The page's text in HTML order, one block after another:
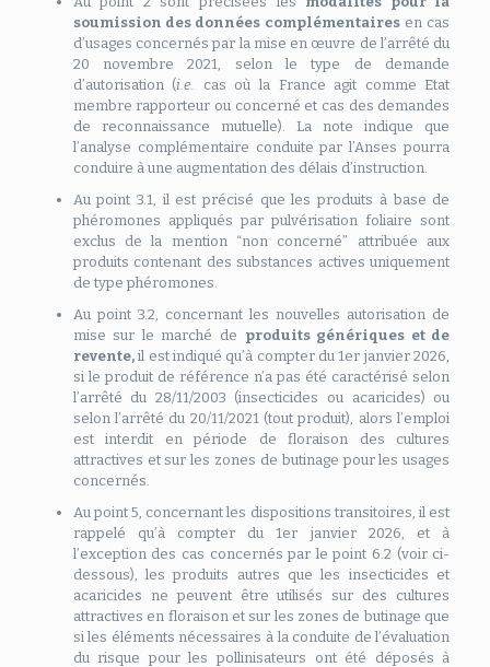
soumission des données complémentairesen cas
d’usages concernés par la mise en œuvre de l’arrêté du
20 novembre 2021, selon le type de demande
d’autorisation (i.e.
cas où la France agit comme Etat
membre rapporteur ou concerné et cas des demandes
de reconnaissance mutuelle). La note indique que
l’analyse complémentaire conduite par l’Anses pourra
conduire à une augmentation des délais d’instruction.
Au point 3.1, il est précisé que les produits à base de
phéromones appliqués par pulvérisation foliaire sont
exclus de la mention “non concerné” attribuée aux
produits contenant des substances actives uniquement
de type phéromones.
Au point 3.2, concernant les nouvelles autorisation de
mise sur le marché de produits génériques et de
revente,il est indiqué qu’à compter du 1er janvier 2026,
si le produit de référence n’a pas été caractérisé selon
l’arrêté du 28/11/2003 (insecticides ou acaricides) ou
selon l’arrêté du 20/11/2021 (tout produit), alors l’emploi
est interdit en période de floraison des cultures
attractives et sur les zones de butinage pour les usages
concernés.
Au point 5, concernant les dispositions transitoires, il est
rappelé qu’à compter du 1er janvier 2026, et à
l’exception des cas concernés par le point 6.2 (voir ci-
dessous), les produits autres que les insecticides et
acaricides ne peuvent être utilisés sur des cultures
attractives en floraison et sur les zones de butinage que
si les éléments nécessaires à la conduite de l’évaluation
du risque pour les pollinisateurs ont été déposés à